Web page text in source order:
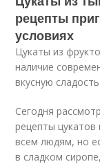
рецепты
условиях
Цукаты из
наличие
вкусную
Сегодня
рецепты
всем людям, но
в сладком